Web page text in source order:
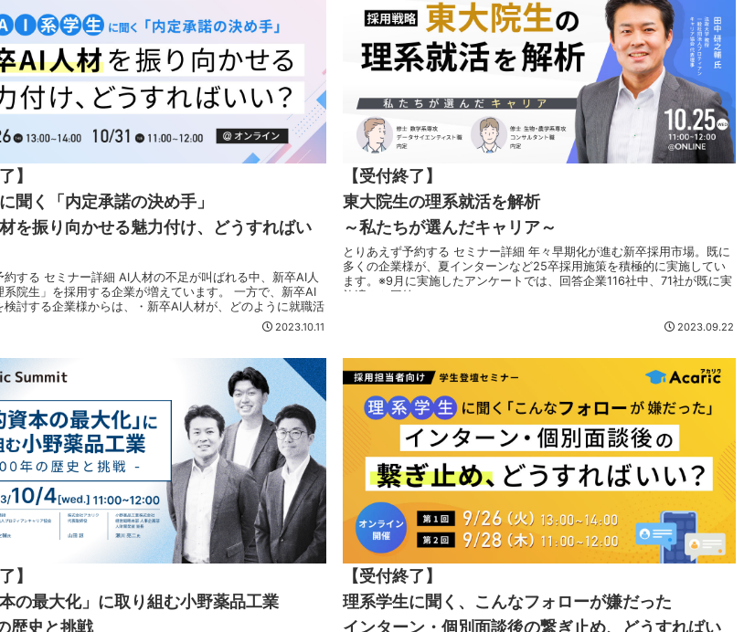
】
聞く「内定承諾の決め手」
を振り向かせる魅力付け、どうすればい
約する セミナー詳細 AI人材の不足が叫ばれる中、新卒AI人
系院生」を採用する企業が増えています。 一方で、新卒AI
検討する企業様からは、・新卒AI人材が、どのように就職活
2023.10.11
【受付終了】
東大院生の理系就活を解析
～私たちが選んだキャリア～
とりあえず予約する セミナー詳細 年々早期化が進む新卒採用市場。既に
多くの企業様が、夏インターンなど25卒採用施策を積極的に実施してい
ます。※9月に実施したアンケートでは、回答企業116社中、71社が既に実
施済みと回答 ...
2023.09.22
】
本の最大化」に取り組む小野薬品工業
歴史と挑戦
【受付終了】
理系学生に聞く、こんなフォローが嫌だった
インターン・個別面談後の繋ぎ止め、どうすればい